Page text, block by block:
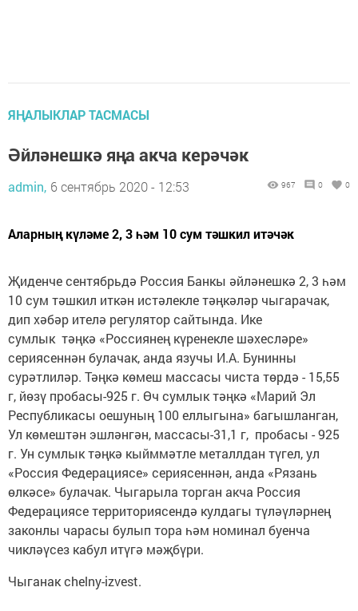
ЯҢАЛЫКЛАР ТАСМАСЫ
Әйләнешкә яңа акча керәчәк
admin, 6 сентябрь 2020 - 12:53 967 0 0
Аларның күләме 2, 3 һәм 10 сум тәшкил итәчәк
Җиденче сентябрьдә Россия Банкы әйләнешкә 2, 3 һәм
10 сум тәшкил иткән истәлекле тәңкәләр чыгарачак,
дип хәбәр ителә регулятор сайтында. Ике
сумлык тәңкә «Россиянең күренекле шәхесләре»
сериясеннән булачак, анда язучы И.А. Бунинны
сурәтлиләр. Тәңкә көмеш массасы чиста төрдә - 15,55
г, йөзү пробасы-925 г. Өч сумлык тәңкә «Марий Эл
Республикасы оешуның 100 еллыгына» багышланган,
Ул көмештән эшләнгән, массасы-31,1 г, пробасы - 925
г. Ун сумлык тәңкә кыйммәтле металлдан түгел, ул
«Россия Федерациясе» сериясеннән, анда «Рязань
өлкәсе» булачак. Чыгарыла торган акча Россия
Федерациясе территориясендә кулдагы түләүләрнең
законлы чарасы булып тора һәм номинал буенча
чикләүсез кабул итүгә мәҗбүри.
Чыганак chelny-izvest.